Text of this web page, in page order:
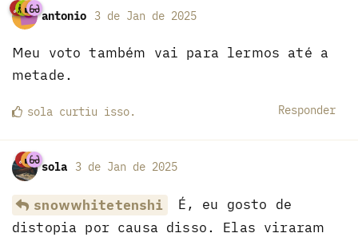
antonio 3 de Jan de 2025
Meu voto também vai para lermos até a
metade.
Responder
sola curtiu isso.
sola 3 de Jan de 2025
snowwhitetenshi
É, eu gosto de
distopia por causa disso. Elas viraram